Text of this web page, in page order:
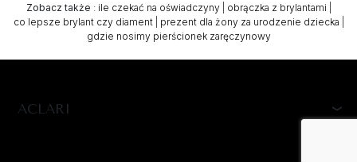
Zobacz także : ile czekać na oświadczyny| obrączka z brylantami
co lepsze brylant czy diament| prezent dla żony za urodzenie dziecka
gdzie nosimy pierścionek zaręczynowy
ACLARI